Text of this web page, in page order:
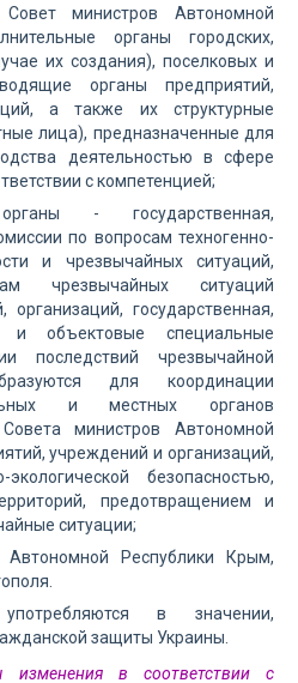
Совет министров Автономной
органы городских,
их создания), поселковых и
органы предприятий,
а также их структурные
лица), предназначенные для
деятельностью в сфере
с компетенцией;
- государственная,
по вопросам техногенно-
и чрезвычайных ситуаций,
чрезвычайных ситуаций
государственная,
и объектовые специальные
последствий чрезвычайной
для координации
и местных органов
министров Автономной
учреждений и организаций,
безопасностью,
предотвращением и
ситуации;
Автономной Республики Крым,
в значении,
защиты Украины.
в соответствии с